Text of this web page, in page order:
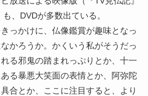
も、DVDが多数出ている。
っかけに、仏像鑑賞が趣味となっ
かろうか。かくいう私がそうだっ
る邪鬼の踏まれっぷりとか、十一
る暴悪大笑面の表情とか、阿弥陀
合とか、ここに注目すると、より